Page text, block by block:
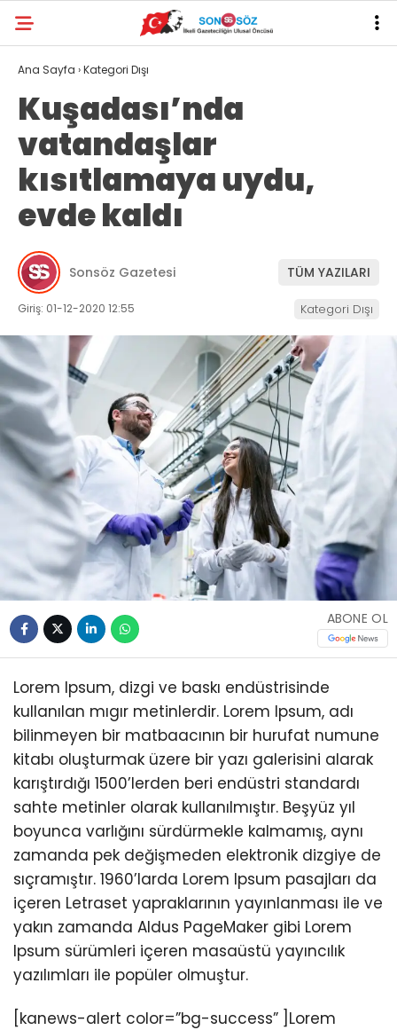
Ana Sayfa ›Kategori Dışı
Kuşadası’nda
vatandaşlar
kısıtlamaya uydu,
evde kaldı
Sonsöz Gazetesi TÜM YAZILARI
Giriş: 01-12-2020 12:55 Kategori Dışı
ABONE OL
Lorem Ipsum, dizgi ve baskı endüstrisinde
kullanılan mıgır metinlerdir. Lorem Ipsum, adı
bilinmeyen bir matbaacının bir hurufat numune
kitabı oluşturmak üzere bir yazı galerisini alarak
karıştırdığı 1500’lerden beri endüstri standardı
sahte metinler olarak kullanılmıştır. Beşyüz yıl
boyunca varlığını sürdürmekle kalmamış, aynı
zamanda pek değişmeden elektronik dizgiye de
sıçramıştır. 1960’larda Lorem Ipsum pasajları da
içeren Letraset yapraklarının yayınlanması ile ve
yakın zamanda Aldus PageMaker gibi Lorem
Ipsum sürümleri içeren masaüstü yayıncılık
yazılımları ile popüler olmuştur.
[kanews-alert color=”bg-success” ]Lorem